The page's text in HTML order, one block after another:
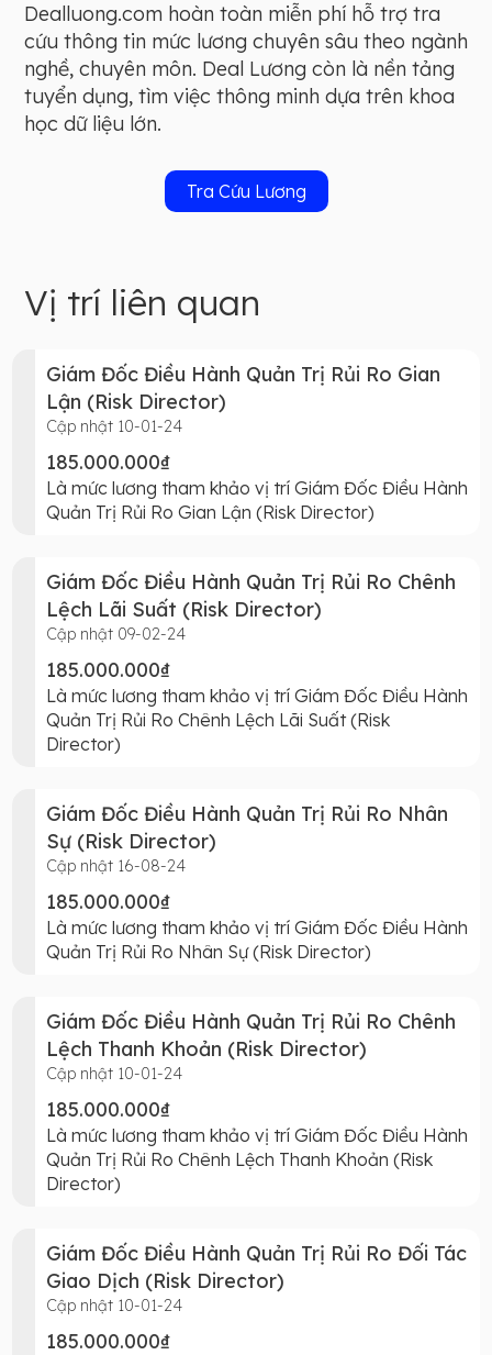
Dealluong.com hoàn toàn miễn phí hỗ trợ tra
cứu thông tin mức lương chuyên sâu theo ngành
nghề, chuyên môn. Deal Lương còn là nền tảng
tuyển dụng, tìm việc thông minh dựa trên khoa
học dữ liệu lớn.
Tra Cứu Lương
Vị trí liên quan
Giám Đốc Điều Hành Quản Trị Rủi Ro Gian
Lận (Risk Director)
Cập nhật 10-01-24
185.000.000₫
Là mức lương tham khảo vị trí Giám Đốc Điều Hành
Quản Trị Rủi Ro Gian Lận (Risk Director)
Giám Đốc Điều Hành Quản Trị Rủi Ro Chênh
Lệch Lãi Suất (Risk Director)
Cập nhật 09-02-24
185.000.000₫
Là mức lương tham khảo vị trí Giám Đốc Điều Hành
Quản Trị Rủi Ro Chênh Lệch Lãi Suất (Risk
Director)
Giám Đốc Điều Hành Quản Trị Rủi Ro Nhân
Sự (Risk Director)
Cập nhật 16-08-24
185.000.000₫
Là mức lương tham khảo vị trí Giám Đốc Điều Hành
Quản Trị Rủi Ro Nhân Sự (Risk Director)
Giám Đốc Điều Hành Quản Trị Rủi Ro Chênh
Lệch Thanh Khoản (Risk Director)
Cập nhật 10-01-24
185.000.000₫
Là mức lương tham khảo vị trí Giám Đốc Điều Hành
Quản Trị Rủi Ro Chênh Lệch Thanh Khoản (Risk
Director)
Giám Đốc Điều Hành Quản Trị Rủi Ro Đối Tác
Giao Dịch (Risk Director)
Cập nhật 10-01-24
185.000.000₫